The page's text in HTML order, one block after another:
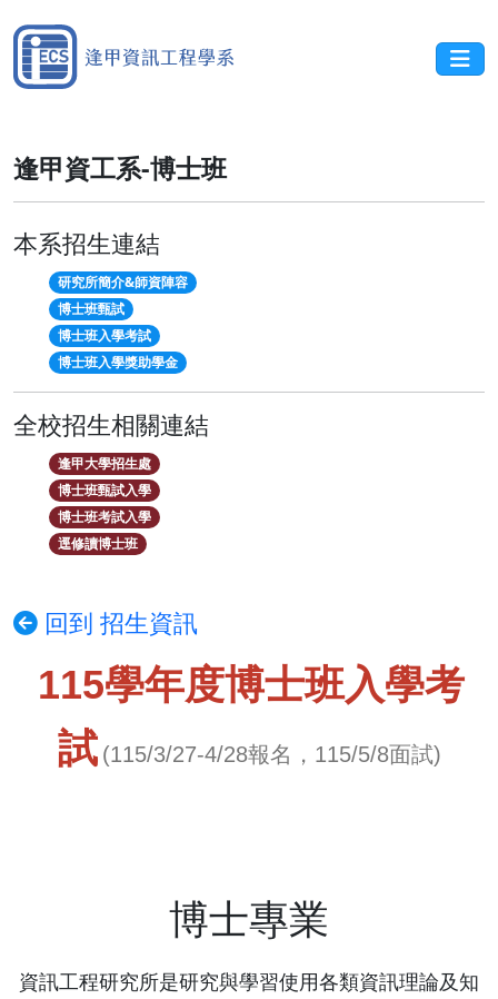
逢甲資工系-博士班
本系招生連結
研究所簡介&師資陣容
博士班甄試
博士班入學考試
博士班入學獎助學金
全校招生相關連結
逢甲大學招生處
博士班甄試入學
博士班考試入學
逕修讀博士班
回到 招生資訊
115學年度博士班入學考
試 (115/3/27-4/28報名，115/5/8面試)
博士專業
資訊工程研究所是研究與學習使用各類資訊理論及知